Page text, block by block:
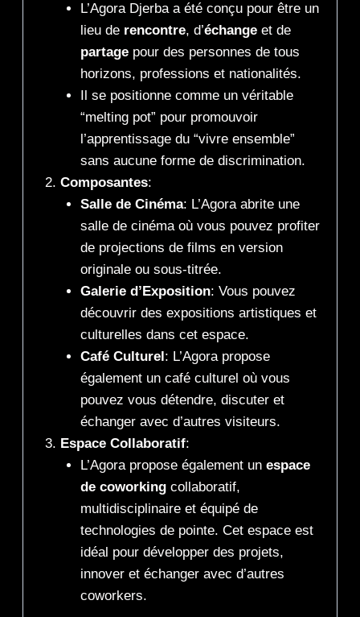
L’Agora Djerba a été conçu pour être un
lieu de rencontre, d’échange et de
partage pour des personnes de tous
horizons, professions et nationalités.
Il se positionne comme un véritable
“melting pot” pour promouvoir
l’apprentissage du “vivre ensemble”
sans aucune forme de discrimination.
Composantes:
Salle de Cinéma: L’Agora abrite une
salle de cinéma où vous pouvez profiter
de projections de films en version
originale ou sous-titrée.
Galerie d’Exposition: Vous pouvez
découvrir des expositions artistiques et
culturelles dans cet espace.
Café Culturel : L’Agora propose
également un café culturel où vous
pouvez vous détendre, discuter et
échanger avec d’autres visiteurs.
Espace Collaboratif:
L’Agora propose également un espace
de coworking collaboratif,
multidisciplinaire et équipé de
technologies de pointe. Cet espace est
idéal pour développer des projets,
innover et échanger avec d’autres
coworkers.